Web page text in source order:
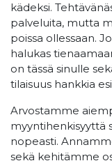
kädeksi.
palveluita, mutta
poissa ollessaan.
halukas
on tässä sinulle
tilaisuus hankkia
Arvostamme
myyntihenkisyyttä
nopeasti.
sekä kehitämme